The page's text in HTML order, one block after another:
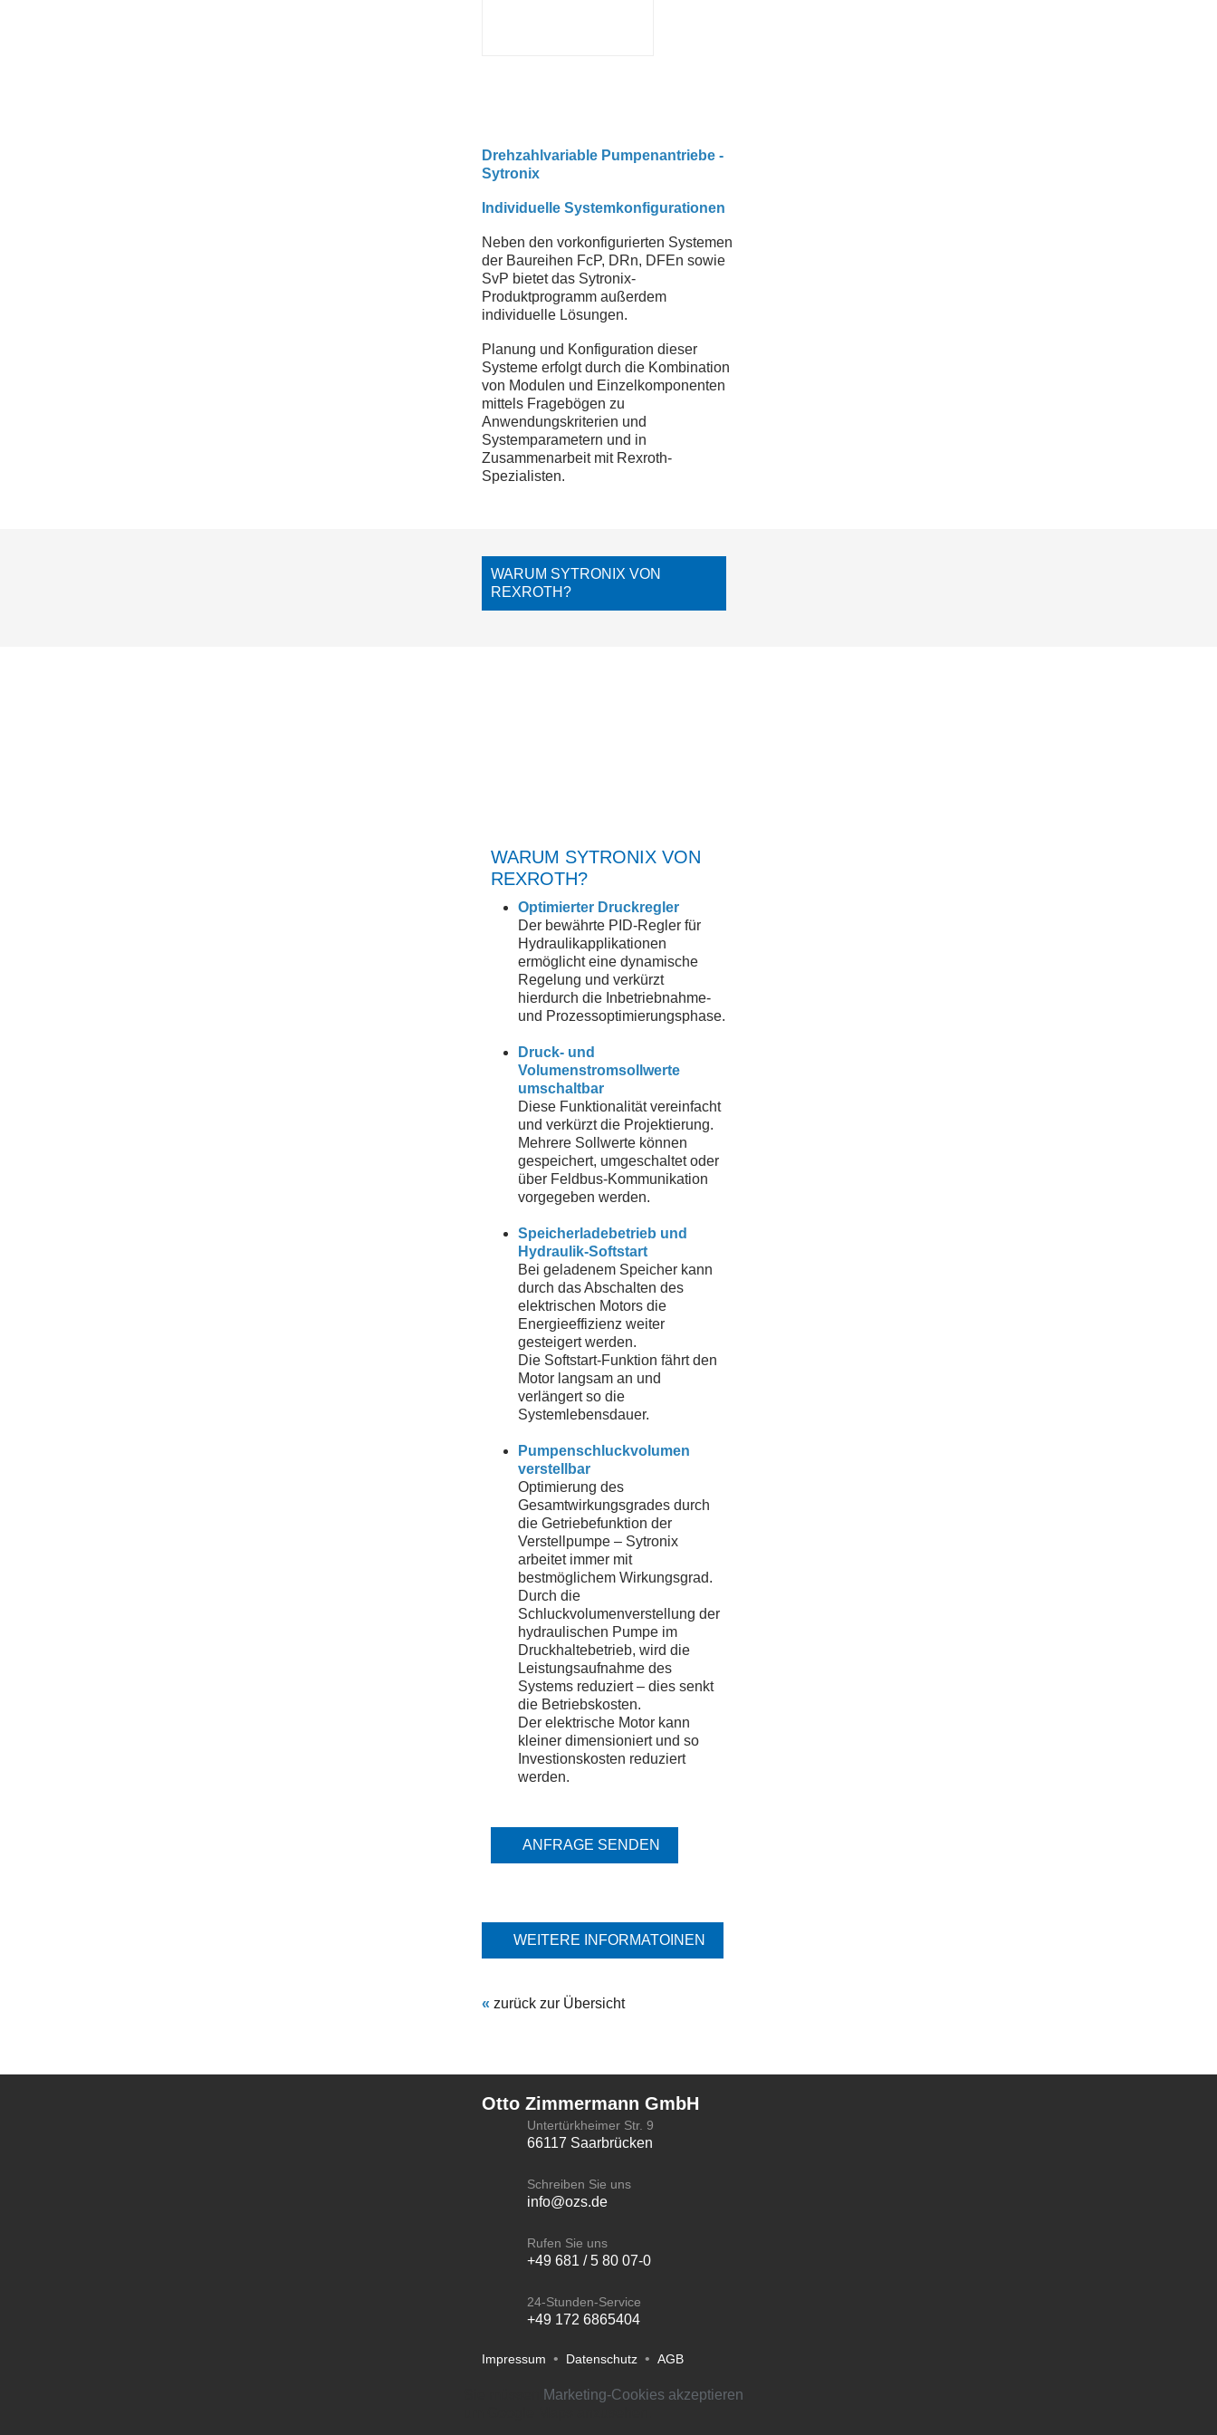
UNTERNEHMEN
TEAM
GESCHICHTE
JOBS
NEWS
LOGIN
CTRLXSHOP
Drehzahlvariable Pumpenantriebe -
Sytronix
Individuelle Systemkonfigurationen
Neben den vorkonfigurierten Systemen
der Baureihen FcP, DRn, DFEn sowie
SvP bietet das Sytronix-
Produktprogramm außerdem
individuelle Lösungen.
Planung und Konfiguration dieser
Systeme erfolgt durch die Kombination
von Modulen und Einzelkomponenten
mittels Fragebögen zu
Anwendungskriterien und
Systemparametern und in
Zusammenarbeit mit Rexroth-
Spezialisten.
WARUM SYTRONIX VON
REXROTH?
WARUM SYTRONIX VON
REXROTH?
Optimierter Druckregler
Der bewährte PID-Regler für
Hydraulikapplikationen
ermöglicht eine dynamische
Regelung und verkürzt
hierdurch die Inbetriebnahme-
und Prozessoptimierungsphase.
Druck- und
Volumenstromsollwerte
umschaltbar
Diese Funktionalität vereinfacht
und verkürzt die Projektierung.
Mehrere Sollwerte können
gespeichert, umgeschaltet oder
über Feldbus-Kommunikation
vorgegeben werden.
Speicherladebetrieb und
Hydraulik-Softstart
Bei geladenem Speicher kann
durch das Abschalten des
elektrischen Motors die
Energieeffizienz weiter
gesteigert werden.
Die Softstart-Funktion fährt den
Motor langsam an und
verlängert so die
Systemlebensdauer.
Pumpenschluckvolumen
verstellbar
Optimierung des
Gesamtwirkungsgrades durch
die Getriebefunktion der
Verstellpumpe – Sytronix
arbeitet immer mit
bestmöglichem Wirkungsgrad.
Durch die
Schluckvolumenverstellung der
hydraulischen Pumpe im
Druckhaltebetrieb, wird die
Leistungsaufnahme des
Systems reduziert – dies senkt
die Betriebskosten.
Der elektrische Motor kann
kleiner dimensioniert und so
Investionskosten reduziert
werden.
ANFRAGE SENDEN
WEITERE INFORMATOINEN
« zurück zur Übersicht
Otto Zimmermann GmbH
Untertürkheimer Str. 9
66117 Saarbrücken
Schreiben Sie uns
info@ozs.de
Rufen Sie uns
+49 681 / 5 80 07-0
24-Stunden-Service
+49 172 6865404
Impressum • Datenschutz • AGB
Marketing-Cookies akzeptieren